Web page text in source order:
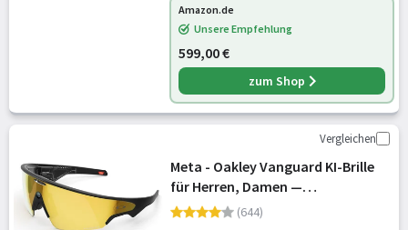
Amazon.de
Unsere Empfehlung
599,00 €
zum Shop
Vergleichen
Meta - Oakley Vanguard KI-Brille
für Herren, Damen —
Performance-Sportbrille — 12 MP
(644)